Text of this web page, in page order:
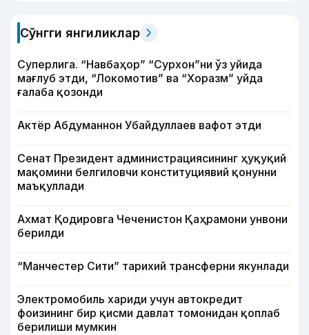
Сўнгги янгиликлар
Суперлига. “Навбаҳор” “Сурхон”ни ўз уйида
мағлуб этди, “Локомотив” ва “Хоразм” уйда
ғалаба қозонди
Актёр Абду­маннон Убайдуллаев вафот этди
Сенат Президент администрациясининг ҳуқуқий
мақомини белгиловчи конституциявий қонунни
маъқуллади
Ахмат Қодировга Чеченистон Қаҳрамони унвони
берилди
“Манчестер Сити” тарихий трансферни якунлади
Электромобиль хариди учун автокредит
фоизининг бир қисми давлат томонидан қоплаб
берилиши мумкин